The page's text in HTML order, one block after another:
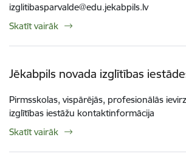
izglitibasparvalde@edu.jekabpils.lv
Skatīt vairāk
Jēkabpils novada izglītības
Pirmsskolas, vispārējās, profesionālās
izglītības iestāžu kontaktinformācija
Skatīt vairāk